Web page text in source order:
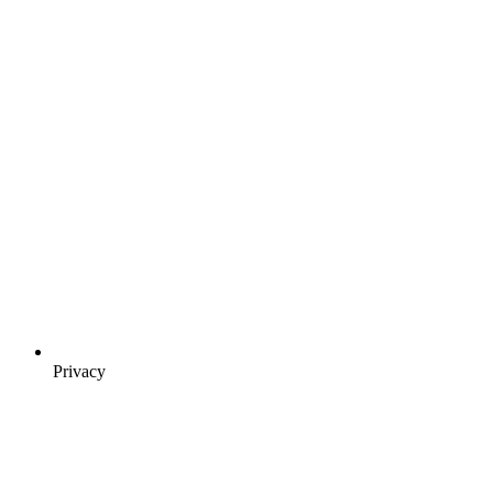
Privacy